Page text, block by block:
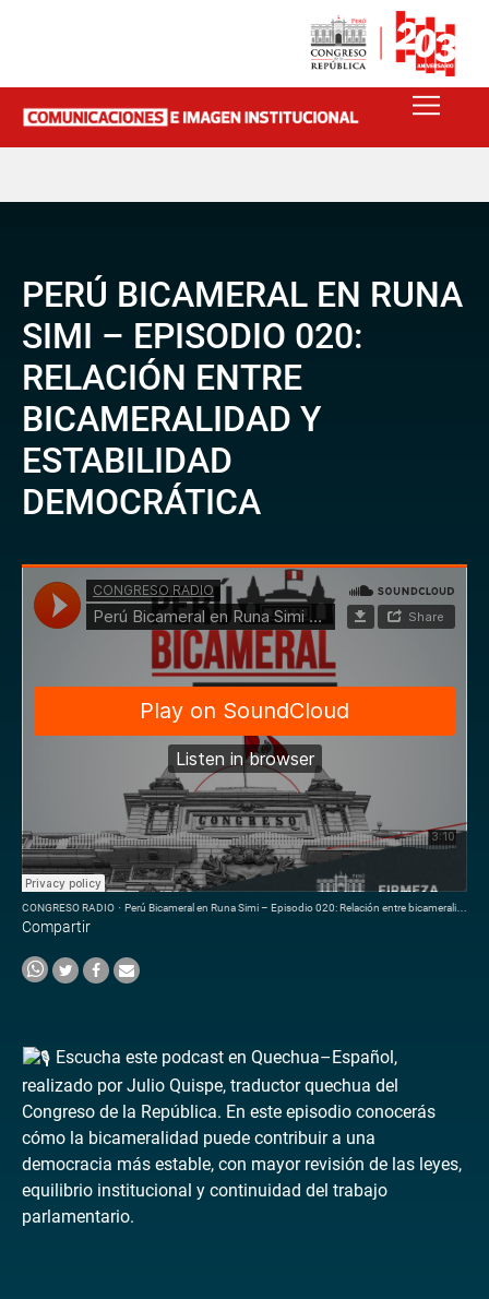
PERÚ BICAMERAL EN RUNA
SIMI – EPISODIO 020:
RELACIÓN ENTRE
BICAMERALIDAD Y
ESTABILIDAD
DEMOCRÁTICA
CONGRESO RADIO · Perú Bicameral en Runa Simi – Episodio 020: Relación entre bicameralidad y estabilidad democrática
Compartir
Escucha este podcast en Quechua–Español,
realizado por Julio Quispe, traductor quechua del
Congreso de la República. En este episodio conocerás
cómo la bicameralidad puede contribuir a una
democracia más estable, con mayor revisión de las leyes,
equilibrio institucional y continuidad del trabajo
parlamentario.